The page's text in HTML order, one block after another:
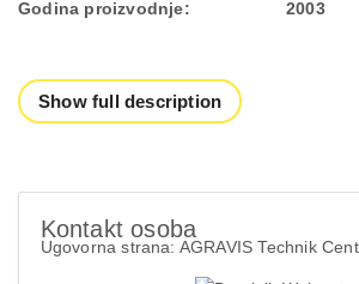
Godina proizvodnje:
2003
Show full description
Kontakt osoba
Ugovorna strana: AGRAVIS Technik